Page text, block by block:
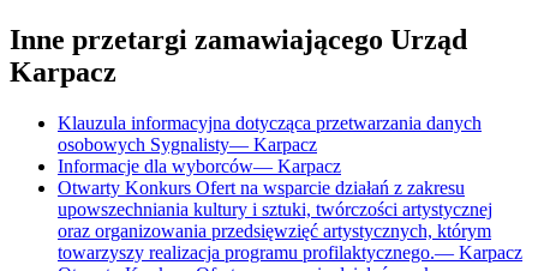
Inne przetargi zamawiającego Urząd
Karpacz
Klauzula informacyjna dotycząca przetwarzania danych
osobowych Sygnalisty— Karpacz
Informacje dla wyborców— Karpacz
Otwarty Konkurs Ofert na wsparcie działań z zakresu
upowszechniania kultury i sztuki, twórczości artystycznej
oraz organizowania przedsięwzięć artystycznych, którym
towarzyszy realizacja programu profilaktycznego.— Karpacz